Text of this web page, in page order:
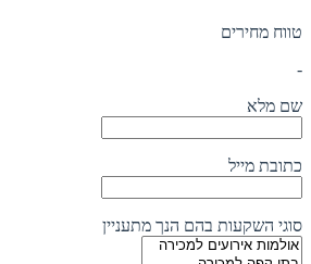
טווח מחירים
-
שם מלא
כתובת מייל
סוגי השקעות בהם הנך מתעניין